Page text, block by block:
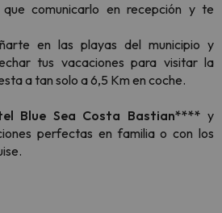
comunicarlo en recepción y te
en las playas del municipio y
tus vacaciones para visitar la
a tan solo a 6,5 Km en coche.
Blue Sea Costa Bastian****y
perfectas en familia o con los